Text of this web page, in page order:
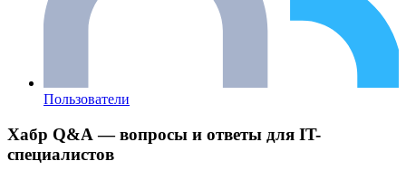
Пользователи
Хабр Q&A — вопросы и ответы для IT-
специалистов